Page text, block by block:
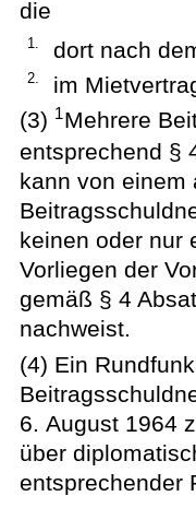
die
1. dort nach
2.
im
(3) 1Mehrere
entsprechend §
kann von einem
keinen oder nur
Vorliegen der
gemäß § 4
nachweist.
(4) Ein
6. August 1964
über
entsprechender